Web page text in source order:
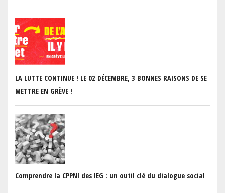
LA LUTTE CONTINUE ! LE 02 DÉCEMBRE, 3 BONNES RAISONS DE SE
METTRE EN GRÈVE !
Comprendre la CPPNI des IEG : un outil clé du dialogue social